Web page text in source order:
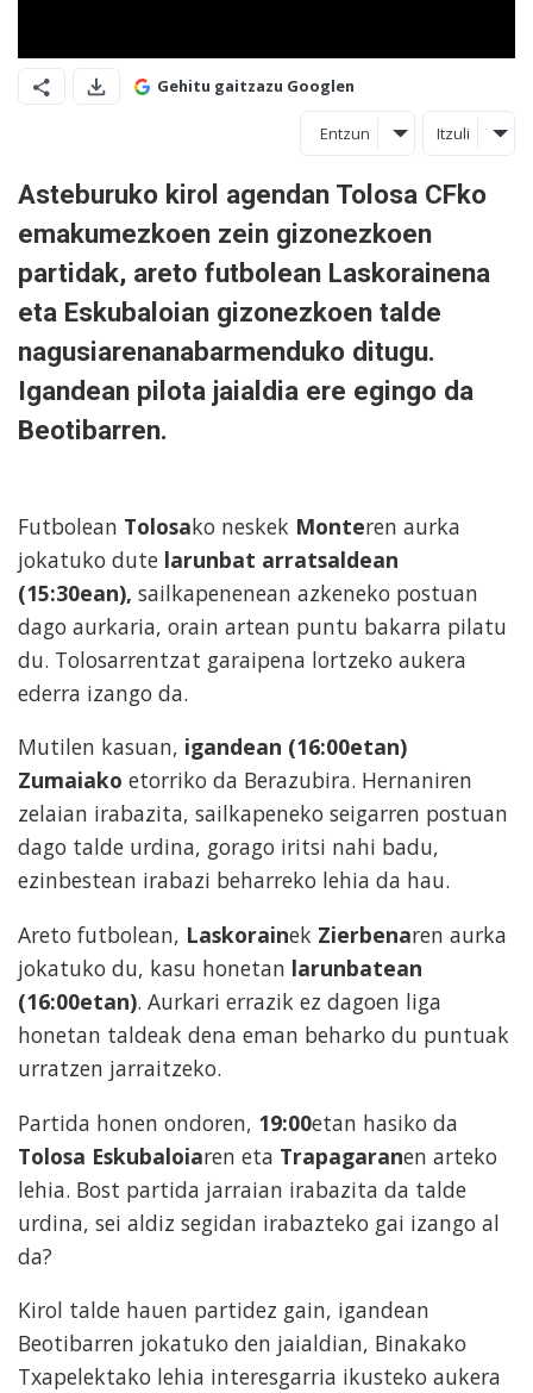
Gehitu gaitzazu Googlen
Entzun Itzuli
Asteburuko kirol agendan Tolosa CFko
emakumezkoen zein gizonezkoen
partidak, areto futbolean Laskorainena
eta Eskubaloian gizonezkoen talde
nagusiarenanabarmenduko ditugu.
Igandean pilota jaialdia ere egingo da
Beotibarren.
Futbolean Tolosako neskek Monteren aurka
jokatuko dute larunbat arratsaldean
(15:30ean), sailkapenenean azkeneko postuan
dago aurkaria, orain artean puntu bakarra pilatu
du. Tolosarrentzat garaipena lortzeko aukera
ederra izango da.
Mutilen kasuan, igandean (16:00etan)
Zumaiako etorriko da Berazubira. Hernaniren
zelaian irabazita, sailkapeneko seigarren postuan
dago talde urdina, gorago iritsi nahi badu,
ezinbestean irabazi beharreko lehia da hau.
Areto futbolean, Laskorainek Zierbenaren aurka
jokatuko du, kasu honetan larunbatean
(16:00etan). Aurkari errazik ez dagoen liga
honetan taldeak dena eman beharko du puntuak
urratzen jarraitzeko.
Partida honen ondoren, 19:00etan hasiko da
Tolosa Eskubaloiaren eta Trapagaranen arteko
lehia. Bost partida jarraian irabazita da talde
urdina, sei aldiz segidan irabazteko gai izango al
da?
Kirol talde hauen partidez gain, igandean
Beotibarren jokatuko den jaialdian, Binakako
Txapelektako lehia interesgarria ikusteko aukera